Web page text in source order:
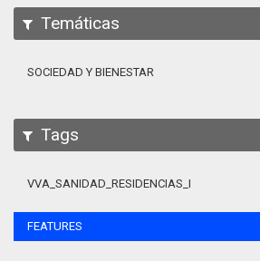
Temáticas
SOCIEDAD Y BIENESTAR
Tags
VVA_SANIDAD_RESIDENCIAS_MAYORES_105
FEATURES